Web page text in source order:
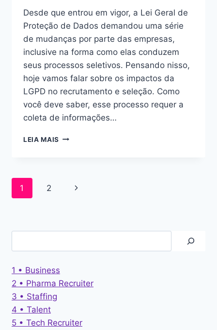
Desde que entrou em vigor, a Lei Geral de
Proteção de Dados demandou uma série
de mudanças por parte das empresas,
inclusive na forma como elas conduzem
seus processos seletivos. Pensando nisso,
hoje vamos falar sobre os impactos da
LGPD no recrutamento e seleção. Como
você deve saber, esse processo requer a
coleta de informações…
LEIA MAIS
1 2
1 • Business
2 • Pharma Recruiter
3 • Staffing
4 • Talent
5 • Tech Recruiter